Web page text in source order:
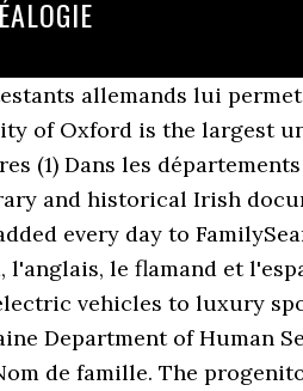
allemands lui
of Oxford is the largest
(1) Dans les
and historical Irish
every day to
l'anglais, le flamand et
vehicles to luxury
Department of
de famille. The